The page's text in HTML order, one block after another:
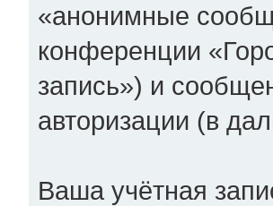
«анонимные
конференции
запись») и
авторизации (в
Ваша учётная